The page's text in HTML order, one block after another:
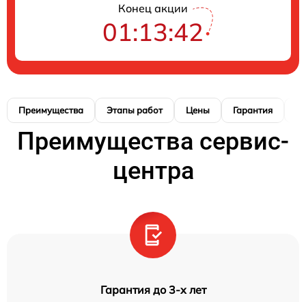
Конец акции
01:13:41
Преимущества Этапы работ Цены Гарантия
Преимущества сервис-
центра
Гарантия до 3-х лет